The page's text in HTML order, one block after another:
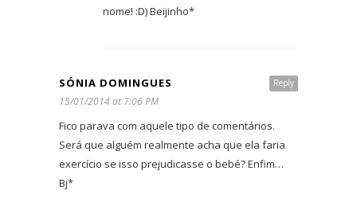
nome! :D) Beijinho*
Reply
SÓNIA DOMINGUES
15/01/2014 at 7:06 PM
Fico parava com aquele tipo de comentários.
Será que alguém realmente acha que ela faria
exercício se isso prejudicasse o bebé? Enfim…
Bj*